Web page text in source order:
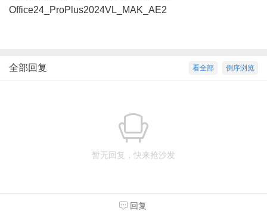
Office24_ProPlus2024VL_MAK_AE2
倒序浏览
看全部
全部回复
暂无回复，快来抢沙发
回复